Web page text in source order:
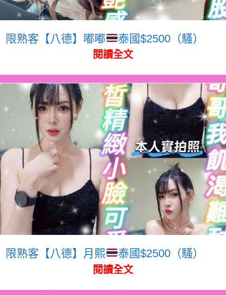
限熟客【八德】嘟嘟 泰國$2500（騷）
閱讀全文
限熟客【八德】月熙 泰國$2500（騷）
閱讀全文